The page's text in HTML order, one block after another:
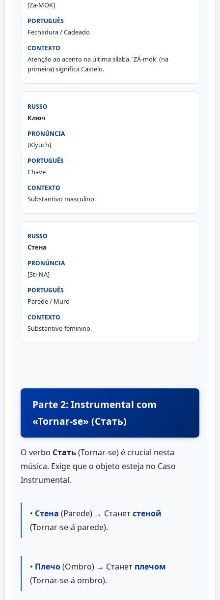
[Za-MOK]
Fechadura / Cadeado
Atenção ao acento na última sílaba. 'ZÁ-mok' (na
primeira) significa Castelo.
Ключ
[Klyuch]
Chave
Substantivo masculino.
Стена
[Sti-NA]
Parede / Muro
Substantivo feminino.
Parte 2: Instrumental com
«Tornar-se» (Стать)
O verbo Стать(Tornar-se) é crucial nesta
música. Exige que o objeto esteja no Caso
Instrumental.
• Стена (Parede) → Станетстеной
(Tornar-se-á parede).
• Плечо(Ombro) → Станет плечом
(Tornar-se-á ombro).